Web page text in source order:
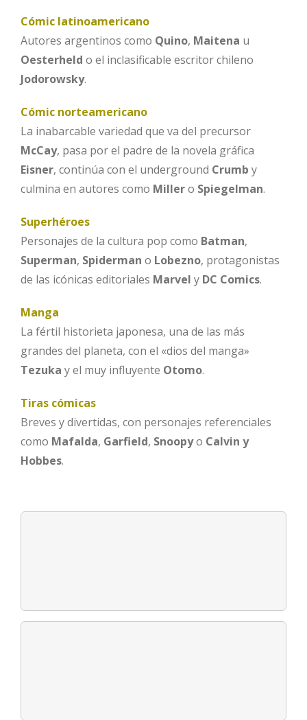
Cómic latinoamericano
Autores argentinos como Quino, Maitena u
Oesterheld o el inclasificable escritor chileno
Jodorowsky.
Cómic norteamericano
La inabarcable variedad que va del precursor
McCay, pasa por el padre de la novela gráfica
Eisner, continúa con el underground Crumb y
culmina en autores como Millero Spiegelman.
Superhéroes
Personajes de la cultura pop como Batman,
Superman, Spiderman o Lobezno, protagonistas
de las icónicas editoriales Marvel y DC Comics.
Manga
La fértil historieta japonesa, una de las más
grandes del planeta, con el «dios del manga»
Tezuka y el muy influyente Otomo.
Tiras cómicas
Breves y divertidas, con personajes referenciales
como Mafalda, Garfield, Snoopyo Calvin y
Hobbes.